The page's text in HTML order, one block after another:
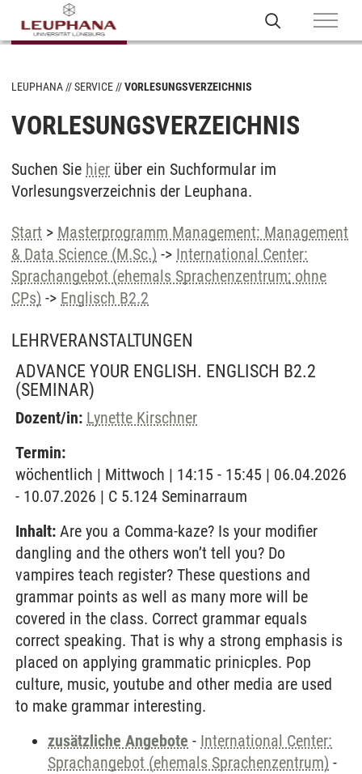
LEUPHANA SERVICE VORLESUNGSVERZEICHNIS
VORLESUNGSVERZEICHNIS
Suchen Sie hier über ein Suchformular im
Vorlesungsverzeichnis der Leuphana.
Start > Masterprogramm Management: Management
& Data Science (M.Sc.) -> International Center:
Sprachangebot (ehemals Sprachenzentrum; ohne
CPs) -> Englisch B2.2
LEHRVERANSTALTUNGEN
ADVANCE YOUR ENGLISH. ENGLISCH B2.2
(SEMINAR)
Dozent/in: Lynette Kirschner
Termin:
wöchentlich | Mittwoch | 14:15 - 15:45 | 06.04.2026
- 10.07.2026 | C 5.124 Seminarraum
Inhalt: Are you a Comma-kaze? Is your modifier
dangling and the others won’t tell you? Do
vampires teach register? These questions and
grammar points as well as many more will be
covered in the class. Correct grammar equals
correct speaking. That is why a strong emphasis is
placed on applying grammatic prinicples. Pop
culture, music, youtube and other media are used
to make grammar interesting.
zusätzliche Angebote - International Center:
Sprachangebot (ehemals Sprachenzentrum) -